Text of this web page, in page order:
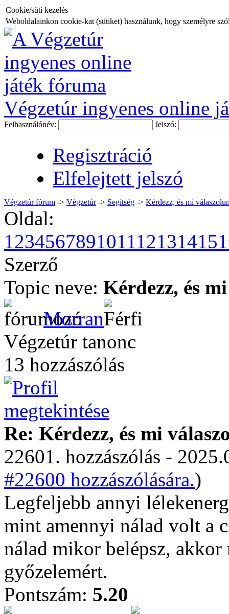
Cookie/süti kezelés
Weboldalainkon cookie-kat (sütiket) használunk, hogy személyre
Végzetúr ingyenes online
Felhasználónév: Jelszó:
Regisztráció
Elfelejtett jelszó
Végzetúr fórum -> Végzetúr-> Segítség -> Kérdezz, és mi
Oldal:
123456789101112131415
Szerző
Topic neve: Kérdezz, és
Morran
Végzetúr tanonc
13 hozzászólás
Re: Kérdezz, és mi
22601. hozzászólás -
#22600 hozzászólására.)
Legfeljebb annyi
mint amennyi nálad volt a
nálad mikor belépsz,
győzelemért.
Pontszám: 5.20